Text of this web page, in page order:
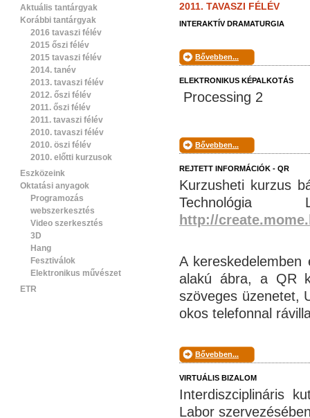
Aktuális tantárgyak
Korábbi tantárgyak
2016 tavaszi félév
2015 őszi félév
2015 tavaszi félév
2014. tanév
2013. tavaszi félév
2012. őszi félév
2011. őszi félév
2011. tavaszi félév
2010. tavaszi félév
2010. öszi félév
2010. előtti kurzusok
Eszközeink
Oktatási anyagok
Programozás
webszerkesztés
Video szerkesztés
3D
Hang
Fesztiválok
Elektronikus művészet
ETR
2011. TAVASZI FÉLÉV
INTERAKTÍV DRAMATURGIA
Bővebben...
ELEKTRONIKUS KÉPALKOTÁS
Processing 2
Bővebben...
REJTETT INFORMÁCIÓK - QR
Kurzusheti kurzus
Technológia
http://
A kereskedelemben
alakú ábra, a QR
szöveges üzenetet,
okos telefonnal
Bővebben...
VIRTUÁLIS BIZALOM
Interdiszciplináris
Labor